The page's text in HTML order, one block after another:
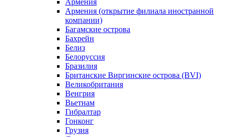
Армения
Армения (открытие филиала иностранной
компании)
Багамские острова
Бахрейн
Белиз
Белоруссия
Бразилия
Британские Виргинские острова (BVI)
Великобритания
Венгрия
Вьетнам
Гибралтар
Гонконг
Грузия